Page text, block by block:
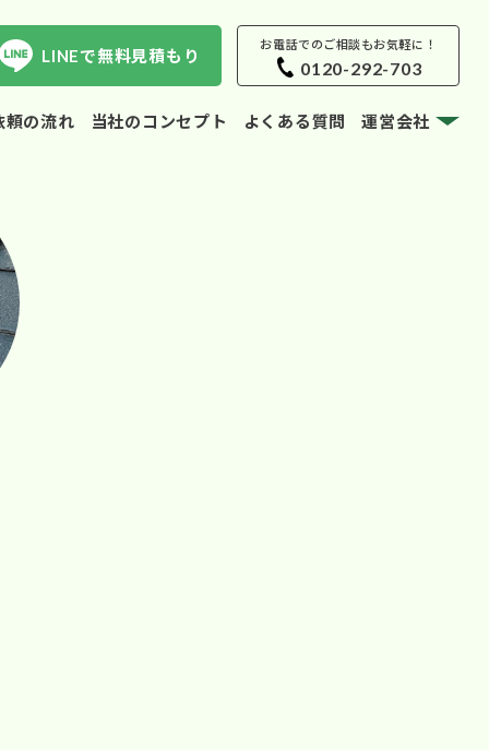
頼の流れ 当社のコンセプト よくある質問 運営会社
LINEで無料見積もり
お電話でのご相談もお気軽に！
0120-292-703